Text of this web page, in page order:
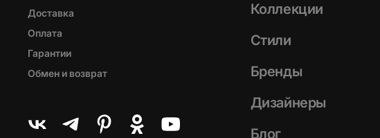
Доставка
Оплата
Гарантии
Обмен и возврат
Коллекции
Стили
Бренды
Дизайнеры
Блог